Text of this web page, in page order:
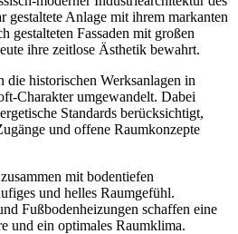
gestaltete Anlage mit ihrem markanten
gestalteten Fassaden mit großen
ihre zeitlose Ästhetik bewahrt.
die historischen Werksanlagen in
Charakter umgewandelt. Dabei
Standards berücksichtigt,
und offene Raumkonzepte
mit bodentiefen
und helles Raumgefühl.
Fußbodenheizungen schaffen eine
und ein optimales Raumklima.